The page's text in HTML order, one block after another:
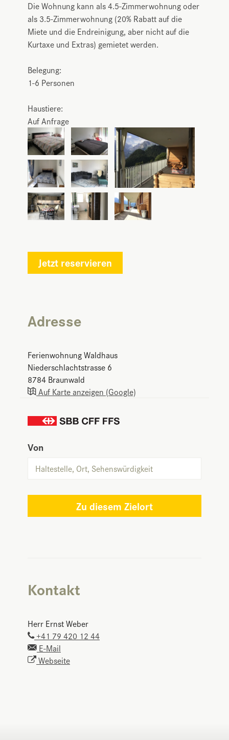
Die Wohnung kann als 4.5-Zimmerwohnung oder
als 3.5-Zimmerwohnung (20% Rabatt auf die
Miete und die Endreinigung, aber nicht auf die
Kurtaxe und Extras) gemietet werden.
Belegung:
1-6 Personen
Haustiere:
Auf Anfrage
Jetzt reservieren
Adresse
Ferienwohnung Waldhaus
Niederschlachtstrasse 6
8784 Braunwald
Auf Karte anzeigen (Google)
Von
Zu diesem Zielort
Kontakt
Herr Ernst Weber
+41 79 420 12 44
E-Mail
Webseite